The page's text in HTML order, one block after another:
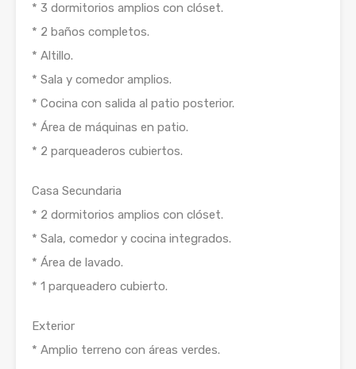
* 3 dormitorios amplios con clóset.
* 2 baños completos.
* Altillo.
* Sala y comedor amplios.
* Cocina con salida al patio posterior.
* Área de máquinas en patio.
* 2 parqueaderos cubiertos.
Casa Secundaria
* 2 dormitorios amplios con clóset.
* Sala, comedor y cocina integrados.
* Área de lavado.
* 1 parqueadero cubierto.
Exterior
* Amplio terreno con áreas verdes.